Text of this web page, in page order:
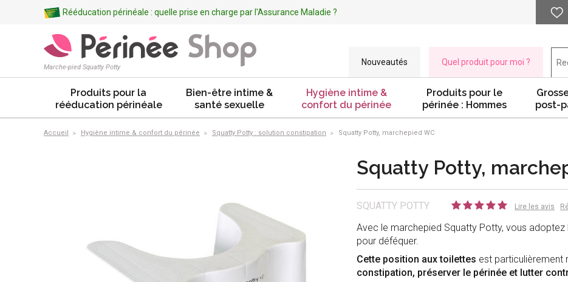
Rééducation périnéale : quelle prise en charge par l'Assurance Maladie ?
Marche-pied Squatty Potty
Nouveautés Quel produit pour moi ?
Produits pour la
rééducation périnéale
Bien-être intime &
santé sexuelle
Hygiène intime &
confort du périnée
Produits pour le
périnée : Hommes
post-
Accueil Hygiène intime & confort du périnée Squatty Potty : solution constipation Squatty Potty, marchepied WC
Squatty Potty,
SQUATTY POTTY Lire les avis
Avec le marchepied Squatty Potty, vous adoptez
pour déféquer.
Cette position aux toilettes est
constipation, préserver le périnée et lutter